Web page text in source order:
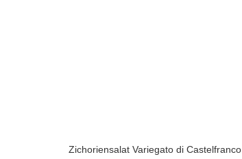
Zichoriensalat Variegato di Castelfranco